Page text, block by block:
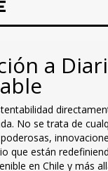
a
No se trata de
que están
en Chile y más